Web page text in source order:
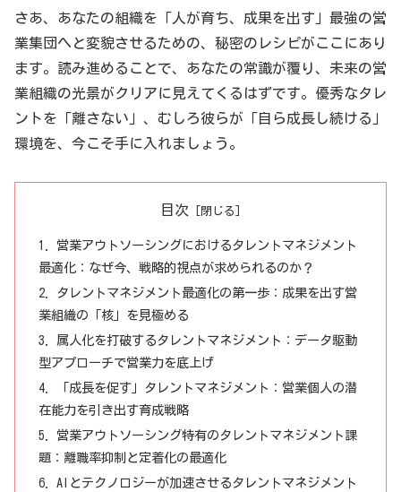
さあ、あなたの組織を「人が育ち、成果を出す」最強の営
業集団へと変貌させるための、秘密のレシピがここにあり
ます。読み進めることで、あなたの常識が覆り、未来の営
業組織の光景がクリアに見えてくるはずです。優秀なタレ
ントを「離さない」、むしろ彼らが「自ら成長し続ける」
環境を、今こそ手に入れましょう。
目次
営業アウトソーシングにおけるタレントマネジメント
最適化：なぜ今、戦略的視点が求められるのか？
タレントマネジメント最適化の第一歩：成果を出す営
業組織の「核」を見極める
属人化を打破するタレントマネジメント：データ駆動
型アプローチで営業力を底上げ
「成長を促す」タレントマネジメント：営業個人の潜
在能力を引き出す育成戦略
営業アウトソーシング特有のタレントマネジメント課
題：離職率抑制と定着化の最適化
AIとテクノロジーが加速させるタレントマネジメント